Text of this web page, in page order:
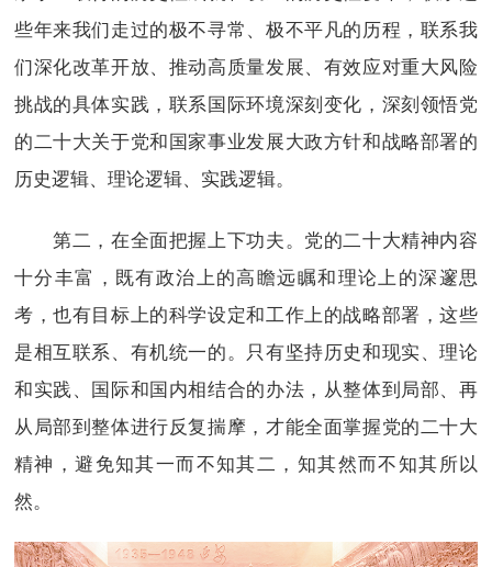
些年来我们走过的极不寻常、极不平凡的历程，联系我
们深化改革开放、推动高质量发展、有效应对重大风险
挑战的具体实践，联系国际环境深刻变化，深刻领悟党
的二十大关于党和国家事业发展大政方针和战略部署的
历史逻辑、理论逻辑、实践逻辑。
第二，在全面把握上下功夫。党的二十大精神内容
十分丰富，既有政治上的高瞻远瞩和理论上的深邃思
考，也有目标上的科学设定和工作上的战略部署，这些
是相互联系、有机统一的。只有坚持历史和现实、理论
和实践、国际和国内相结合的办法，从整体到局部、再
从局部到整体进行反复揣摩，才能全面掌握党的二十大
精神，避免知其一而不知其二，知其然而不知其所以
然。